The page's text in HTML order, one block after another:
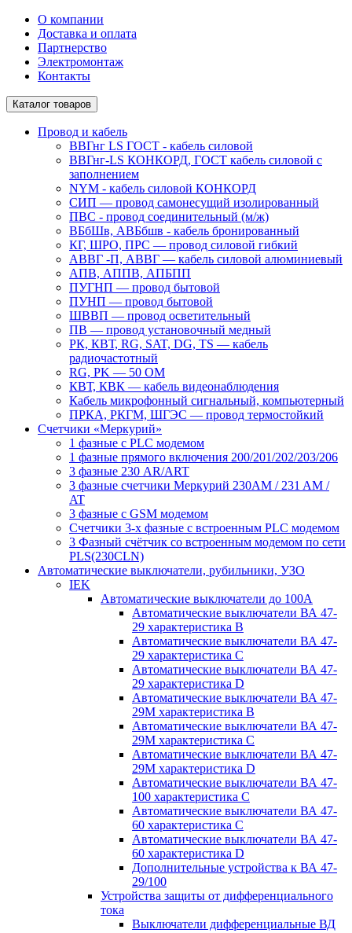
О компании
Доставка и оплата
Партнерство
Электромонтаж
Контакты
Каталог товаров
Провод и кабель
ВВГнг LS ГОСТ - кабель силовой
ВВГнг-LS КОНКОРД, ГОСТ кабель силовой с
заполнением
NYM - кабель силовой КОНКОРД
СИП ― провод самонесущий изолированный
ПВС - провод соединительный (м/ж)
ВБбШв, АВБбшв - кабель бронированный
КГ, ШРО, ПРС ― провод силовой гибкий
АВВГ -П, АВВГ ― кабель силовой алюминиевый
АПВ, АППВ, АПБПП
ПУГНП — провод бытовой
ПУНП — провод бытовой
ШВВП — провод осветительный
ПВ ― провод установочный медный
РК, КВТ, RG, SAT, DG, TS ― кабель
радиочастотный
RG, PK ― 50 ОМ
КВТ, КВК ― кабель видеонаблюдения
Кабель микрофонный сигнальный, компьютерный
ПРКА, РКГМ, ШГЭС ― провод термостойкий
Счетчики «Меркурий»
1 фазные с PLC модемом
1 фазные прямого включения 200/201/202/203/206
3 фазные 230 AR/ART
3 фазные счетчики Меркурий 230AM / 231 AM /
AT
3 фазные с GSM модемом
Счетчики 3-х фазные с встроенным PLC модемом
3 Фазный счётчик со встроенным модемом по сети
PLS(230CLN)
Автоматические выключатели, рубильники, УЗО
IEK
Автоматические выключатели до 100A
Автоматические выключатели ВА 47-
29 характеристика В
Автоматические выключатели ВА 47-
29 характеристика C
Автоматические выключатели ВА 47-
29 характеристика D
Автоматические выключатели ВА 47-
29M характеристика В
Автоматические выключатели ВА 47-
29M характеристика C
Автоматические выключатели ВА 47-
29M характеристика D
Автоматические выключатели ВА 47-
100 характеристика C
Автоматические выключатели ВА 47-
60 характеристика C
Автоматические выключатели ВА 47-
60 характеристика D
Дополнительные устройства к ВА 47-
29/100
Устройства защиты от дифференциального
тока
Выключатели дифференциальные ВД